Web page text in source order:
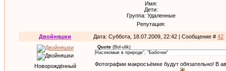
Имя:
Дети:
Группа: Удаленные
Репутация:
Двойняшки Дата: Суббота, 18.07.2009, 22:42 | Сообщение # 42
Новорождённый
Quote (Bol-ulik)
Насекомые в природе", "Бабочки"
Фотографии макросъёмке будут обязательно! В